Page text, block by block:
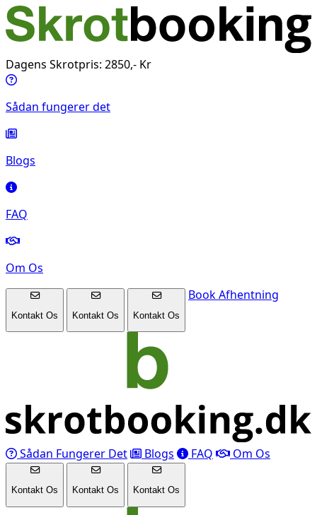
Dagens Skrotpris: 2850,- Kr
Sådan fungerer det
Blogs
FAQ
Om Os
Kontakt Os Kontakt Os Kontakt Os
Book Afhentning
Sådan Fungerer Det Blogs FAQ Om Os
Kontakt Os Kontakt Os Kontakt Os